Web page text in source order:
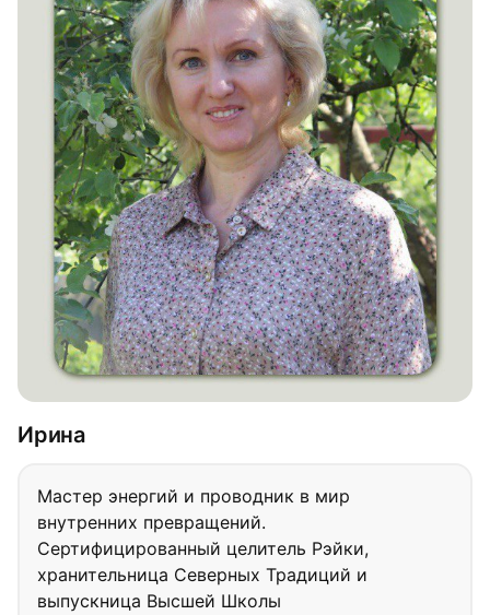
Ирина
Мастер энергий и проводник в мир
внутренних превращений.
Сертифицированный целитель Рэйки,
хранительница Северных Традиций и
выпускница Высшей Школы